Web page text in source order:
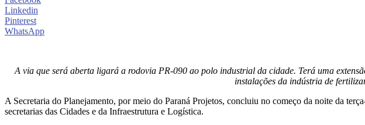
Linkedin
Pinterest
WhatsApp
A via que será aberta ligará a rodovia PR-090 ao polo industrial da cidade. Terá uma
instalações da indústria de
A Secretaria do Planejamento, por meio do Paraná Projetos, concluiu no começo da noite da
secretarias das Cidades e da Infraestrutura e Logística.